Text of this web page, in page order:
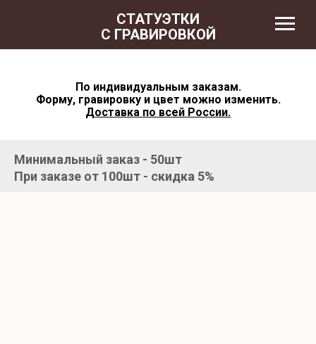
СТАТУЭТКИ
С ГРАВИРОВКОЙ
По индивидуальным заказам.
Форму, гравировку и цвет можно изменить.
Доставка по всей России.
Минимальный заказ - 50шт
При заказе от 100шт - скидка 5%